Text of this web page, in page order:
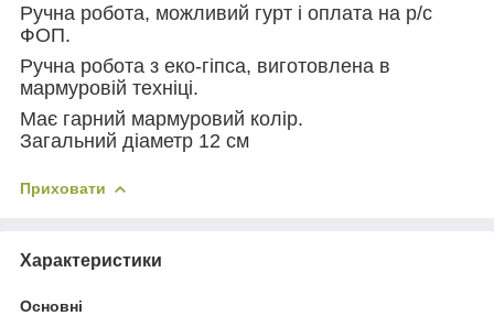
Ручна робота, можливий гурт і оплата на р/с
ФОП.
Ручна робота з еко-гіпса, виготовлена в
мармуровій техніці.
Має гарний мармуровий колір.
Загальний діаметр 12 см
Приховати
Характеристики
Основні